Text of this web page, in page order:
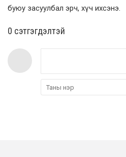
буюу засуулбал эрч, хүч ихсэнэ.
0 cэтгэгдэлтэй